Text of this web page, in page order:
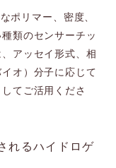
ポリマー、密度、
類のセンサーチッ
アッセイ形式、相
オ）分子に応じて
てご活用くださ
れるハイドロゲ